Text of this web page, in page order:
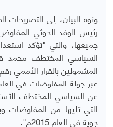
ونوه البيان، إلى التصريحات
رئيس الوفد الحوثي
جميعها، والتي "تؤكد
السياسي المختطف محمد
عن السياسي المختطف
التي تليها من المفاوضات
جوية في العام 2015م".